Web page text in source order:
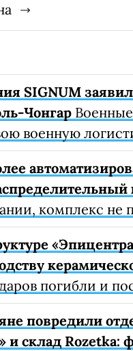
SIGNUM
Чонгар
военную
комплекс не
погибли и
повредили
склад Rozetka: